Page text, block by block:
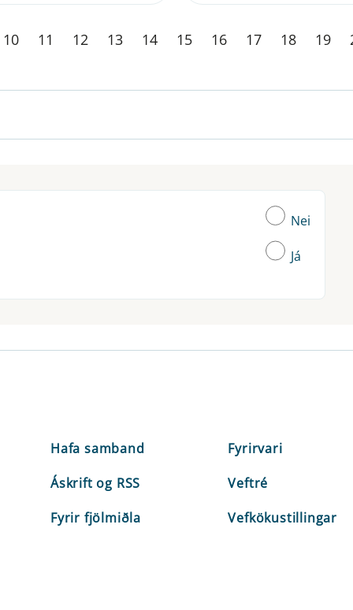
10 11 12 13 14 15 16 17 18 19
Nei
Já
Hafa samband
Áskrift og RSS
Fyrir fjölmiðla
Fyrirvari
Veftré
Vefkökustillingar